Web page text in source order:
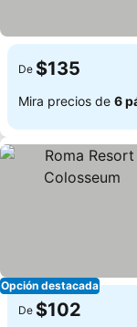
De $135
Mira precios de 6
Opción destacada
De $102